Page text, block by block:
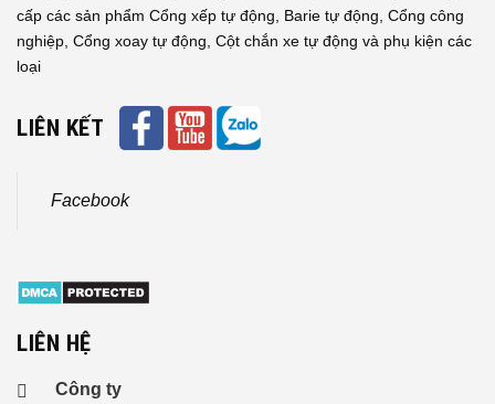
cấp các sản phẩm Cổng xếp tự động, Barie tự động, Cổng công
nghiệp, Cổng xoay tự động, Cột chắn xe tự động và phụ kiện các
loại
LIÊN KẾT
Facebook
LIÊN HỆ
Công ty